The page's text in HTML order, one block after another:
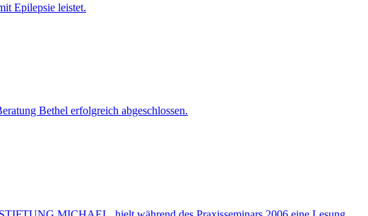
Epilepsie leistet.
Bethel erfolgreich abgeschlossen.